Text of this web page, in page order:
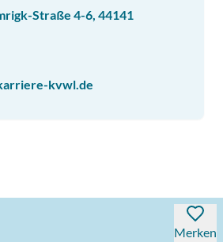
Straße 4-6, 44141
kvwl.de
Merken